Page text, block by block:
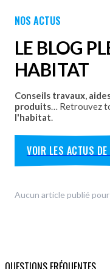
Découvrez nos portes
DÉCOUVRIR
NOS ACTUS
LE BLOG
HABITAT
Conseils travaux,
produits… Retrouvez
l'habitat.
VOIR LES ACTUS DE
Aucun article publié